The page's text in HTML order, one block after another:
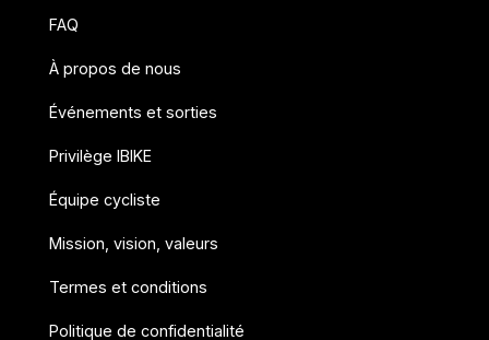
FAQ
À propos de nous
Événements et sorties
Privilège IBIKE
Équipe cycliste
Mission, vision, valeurs
Termes et conditions
Politique de confidentialité